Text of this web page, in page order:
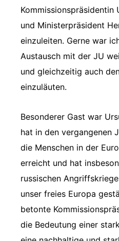
Kommissionspräsidentin
und Ministerpräsident
einzuleiten. Gerne war
Austausch mit der JU
und gleichzeitig auch
einzuläuten.
Besonderer Gast war
hat in den vergangenen
die Menschen in der
erreicht und hat
russischen
unser freies Europa
betonte
die Bedeutung einer